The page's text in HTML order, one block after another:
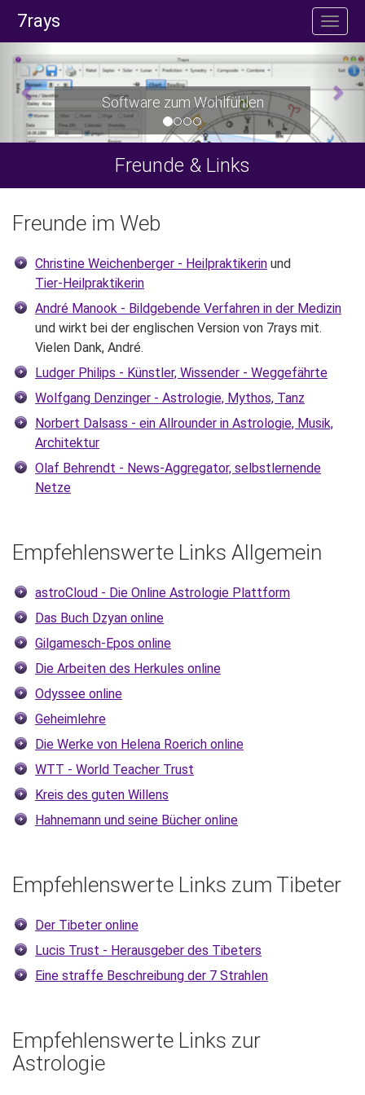
7rays
Software zum Wohlfühlen
Freunde & Links
Freunde im Web
Christine Weichenberger - Heilpraktikerin und
Tier-Heilpraktikerin
André Manook - Bildgebende Verfahren in der Medizin
und wirkt bei der englischen Version von 7rays mit.
Vielen Dank, André.
Ludger Philips - Künstler, Wissender - Weggefährte
Wolfgang Denzinger - Astrologie, Mythos, Tanz
Norbert Dalsass - ein Allrounder in Astrologie, Musik,
Architektur
Olaf Behrendt - News-Aggregator, selbstlernende
Netze
Empfehlenswerte Links Allgemein
astroCloud - Die Online Astrologie Plattform
Das Buch Dzyan online
Gilgamesch-Epos online
Die Arbeiten des Herkules online
Odyssee online
Geheimlehre
Die Werke von Helena Roerich online
WTT - World Teacher Trust
Kreis des guten Willens
Hahnemann und seine Bücher online
Empfehlenswerte Links zum Tibeter
Der Tibeter online
Lucis Trust - Herausgeber des Tibeters
Eine straffe Beschreibung der 7 Strahlen
Empfehlenswerte Links zur
Astrologie